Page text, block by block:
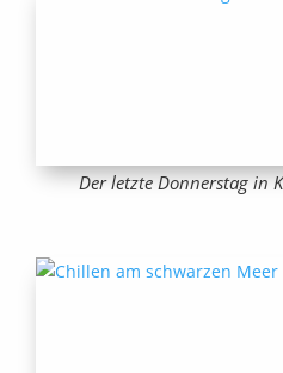
Der letzte Donnerstag in